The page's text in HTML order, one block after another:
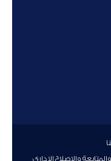
والإصلاح الإداري